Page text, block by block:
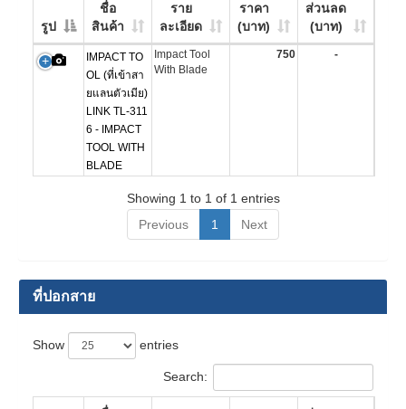
รูป
ชื่อ
สินค้า
ราย
ละเอียด
ราคา
(บาท)
ส่วนลด
(บาท)
IMPACT TO
OL (ที่เข้าสา
ยแลนตัวเมีย)
LINK TL-311
6 - IMPACT
TOOL WITH
BLADE
Impact Tool
With Blade
750 -
Showing 1 to 1 of 1 entries
Previous
1 Next
ที่ปอกสาย
Show entries
Search: